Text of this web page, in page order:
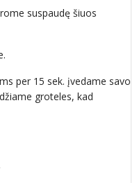
suspaudę šiuos
per 15 sek. įvedame savo
groteles, kad